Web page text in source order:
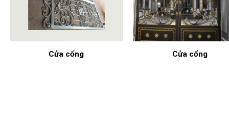
Cửa cổng Cửa cổng